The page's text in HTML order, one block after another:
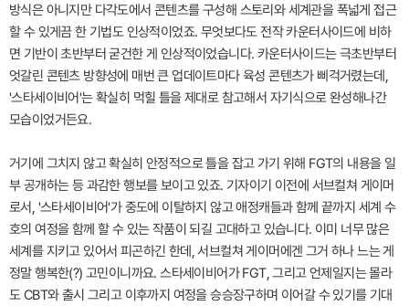
방식은 아니지만 다각도에서 콘텐츠를 구성해 스토리와 세계관을 폭넓게 접근
할 수 있게끔 한 기법도 인상적이었죠. 무엇보다도 전작 카운터사이드에 비하
면 기반이 초반부터 굳건한 게 인상적이었습니다. 카운터사이드는 극초반부터
엇갈린 콘텐츠 방향성에 매번 큰 업데이트마다 육성 콘텐츠가 삐걱거렸는데,
'스타세이비어'는 확실히 먹힐 틀을 제대로 참고해서 자기식으로 완성해나간
모습이었거든요.
거기에 그치지 않고 확실히 안정적으로 틀을 잡고 가기 위해 FGT의 내용을 일
부 공개하는 등 과감한 행보를 보이고 있죠. 기자이기 이전에 서브컬쳐 게이머
로서, '스타세이비어'가 중도에 이탈하지 않고 애정캐들과 함께 끝까지 세계 수
호의 여정을 함께 할 수 있는 작품이 되길 고대하고 있습니다. 이미 너무 많은
세계를 지키고 있어서 피곤하긴 한데, 서브컬쳐 게이머에겐 그거 하나 느는 게
정말 행복한(?) 고민이니까요. 스타세이비어가 FGT, 그리고 언제일지는 몰라
도 CBT와 출시 그리고 이후까지 여정을 승승장구하며 이어갈 수 있기를 기대